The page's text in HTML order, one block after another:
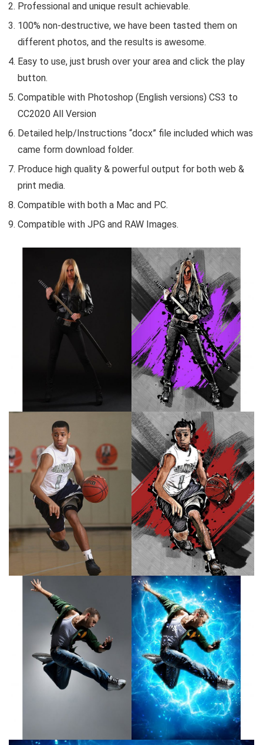
Professional and unique result achievable.
100% non-destructive, we have been tasted them on
different photos, and the results is awesome.
Easy to use, just brush over your area and click the play
button.
Compatible with Photoshop (English versions) CS3 to
CC2020 All Version
Detailed help/Instructions “docx” file included which was
came form download folder.
Produce high quality & powerful output for both web &
print media.
Compatible with both a Mac and PC.
Compatible with JPG and RAW Images.